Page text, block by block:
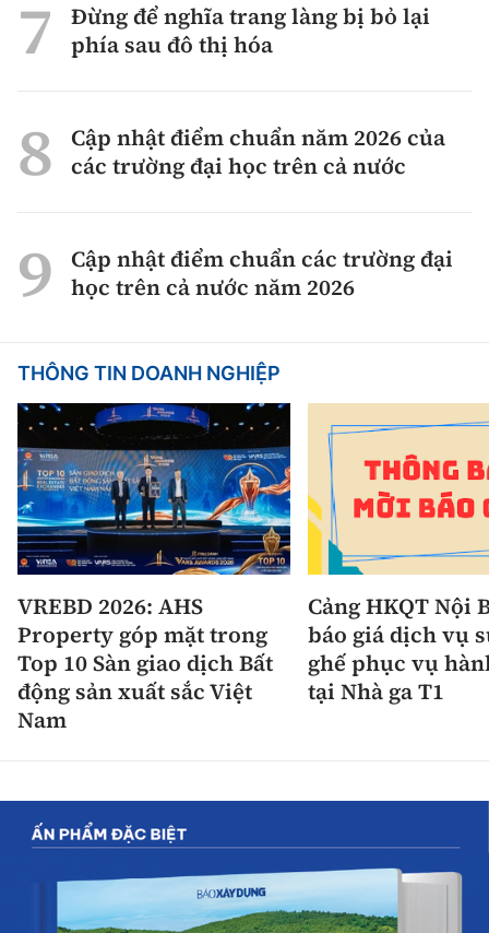
Đừng để nghĩa trang làng bị bỏ lại
phía sau đô thị hóa
Cập nhật điểm chuẩn năm 2026 của
các trường đại học trên cả nước
Cập nhật điểm chuẩn các trường đại
học trên cả nước năm 2026
THÔNG TIN DOANH NGHIỆP
VREBD 2026: AHS
Property góp mặt trong
Top 10 Sàn giao dịch Bất
động sản xuất sắc Việt
Nam
Cảng HKQT Nội
báo giá dịch vụ
ghế phục vụ
tại Nhà ga T1